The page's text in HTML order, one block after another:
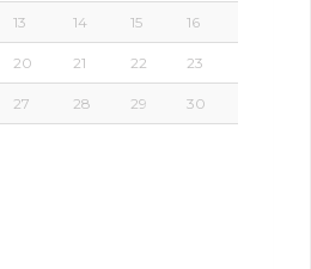
13 14 15 16
20 21 22 23
27 28 29 30